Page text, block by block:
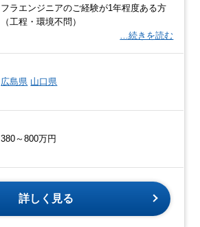
フラエンジニアのご経験が1年程度ある方
（工程・環境不問）
…続きを読む
広島県 山口県
380～800万円
詳しく見る